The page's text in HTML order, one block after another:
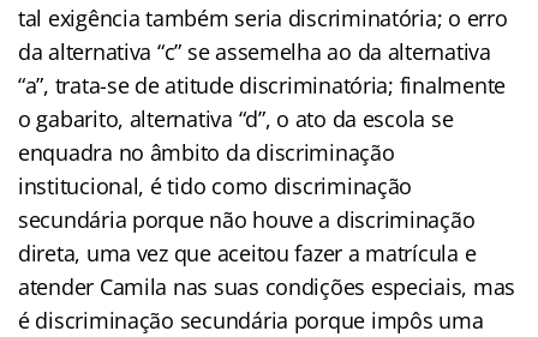
tal exigência também seria discriminatória; o erro
da alternativa “c” se assemelha ao da alternativa
“a”, trata-se de atitude discriminatória; finalmente
o gabarito, alternativa “d”, o ato da escola se
enquadra no âmbito da discriminação
institucional, é tido como discriminação
secundária porque não houve a discriminação
direta, uma vez que aceitou fazer a matrícula e
atender Camila nas suas condições especiais, mas
é discriminação secundária porque impôs uma